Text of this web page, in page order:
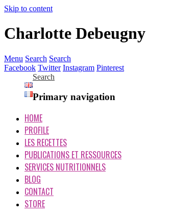
Skip to content
Charlotte Debeugny
Menu Search Search
Facebook Twitter Instagram Pinterest
Search
Primary navigation
HOME
PROFILE
LES RECETTES
PUBLICATIONS ET RESSOURCES
SERVICES NUTRITIONNELS
BLOG
CONTACT
STORE